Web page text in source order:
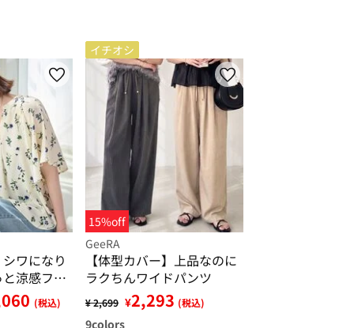
ワになり
涼感フレ
ス (税込)
イチオシ
15%off
GeeRA
【体型カバー】上品なのに
ラクちんワイドパンツ
¥ 2,699 ¥2,293 (税込)
9colors